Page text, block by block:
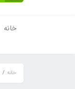
خانه
خانه